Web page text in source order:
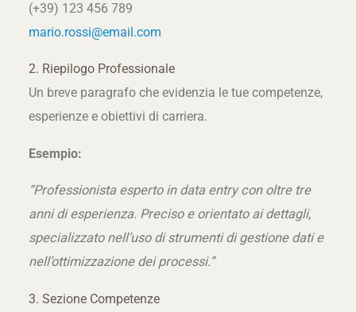
(+39) 123 456 789
mario.rossi@email.com
2. Riepilogo Professionale
Un breve paragrafo che evidenzia le tue competenze,
esperienze e obiettivi di carriera.
Esempio:
“Professionista esperto in data entry con oltre tre
anni di esperienza. Preciso e orientato ai dettagli,
specializzato nell’uso di strumenti di gestione dati e
nell’ottimizzazione dei processi.”
3. Sezione Competenze